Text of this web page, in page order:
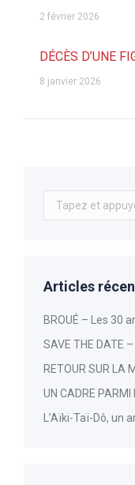
2 février 2026
DÉCÈS D’UNE
8 janvier 2026
Recherche
:
Articles
BROUÉ – Les 30
SAVE THE DATE
RETOUR SUR LA
UN CADRE PARMI
L’Aïki-Taï-Dô,